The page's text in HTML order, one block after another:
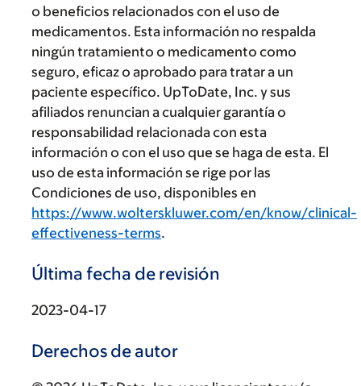
o beneficios relacionados con el uso de
medicamentos. Esta información no respalda
ningún tratamiento o medicamento como
seguro, eficaz o aprobado para tratar a un
paciente específico. UpToDate, Inc. y sus
afiliados renuncian a cualquier garantía o
responsabilidad relacionada con esta
información o con el uso que se haga de esta. El
uso de esta información se rige por las
Condiciones de uso, disponibles en
https://www.wolterskluwer.com/en/know/clinical-
effectiveness-terms.
Última fecha de revisión
2023-04-17
Derechos de autor